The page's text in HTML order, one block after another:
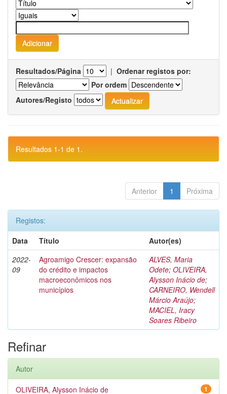
Resultados/Página | Ordenar registos por:
Por ordem
Autores/Registo
Resultados 1-1 de 1.
Anterior 1 Próxima
Registos:
Data
Título
Autor(es)
2022-
09
Agroamigo Crescer: expansão
do crédito e impactos
macroeconômicos nos
municípios
ALVES, Maria
Odete; OLIVEIRA,
Alysson Inácio de;
CARNEIRO, Wendell
Márcio Araújo;
MACIEL, Iracy
Soares Ribeiro
Refinar
Autor
1
OLIVEIRA, Alysson Inácio de